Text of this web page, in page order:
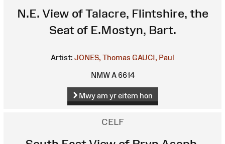
N.E. View of Talacre, Flintshire, the
Seat of E.Mostyn, Bart.
Artist: JONES, Thomas GAUCI, Paul
NMW A 6614
Mwy am yr eitem hon
CELF